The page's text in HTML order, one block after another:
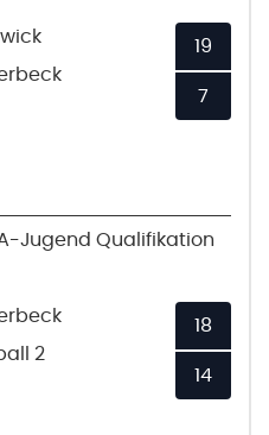
19
7
Jugend Qualifikation
2
18
14